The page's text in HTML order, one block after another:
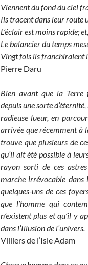
Viennent du fond du ciel
Ils tracent dans leur route
L’éclair est moins rapide;
Le balancier du temps
Vingt fois ils franchiraient
Pierre Daru
Bien avant que la Terre
depuis une sorte
radieuse lueur, en
arrivée que récemment à
trouve que plusieurs de
qu’il ait été possible à
rayon sorti de ces
marche irrévocable dans
quelques-uns de ces
que l’homme qui
n’existent plus et qu’il y
dans l’Illusion de l’univers.
Villiers de l’Isle Adam